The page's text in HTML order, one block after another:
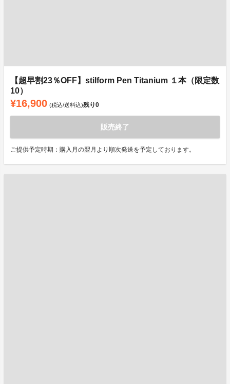
【超早割23％OFF】stilform Pen Titanium １本（限定数
10）
¥16,900 (税込/送料込)残り0
販売終了
ご提供予定時期：購入月の翌月より順次発送を予定しております。